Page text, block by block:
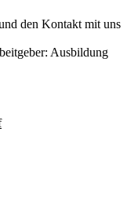
den Kontakt mit uns
Ausbildung